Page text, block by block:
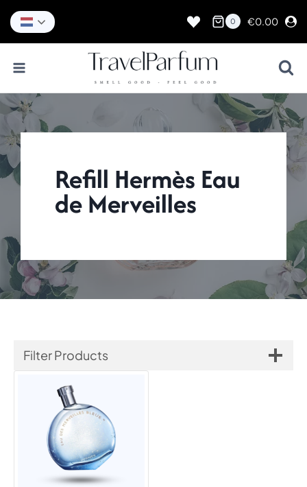
naar
inhoud
0 €0.00
Refill Hermès Eau
de Merveilles
Filter Products